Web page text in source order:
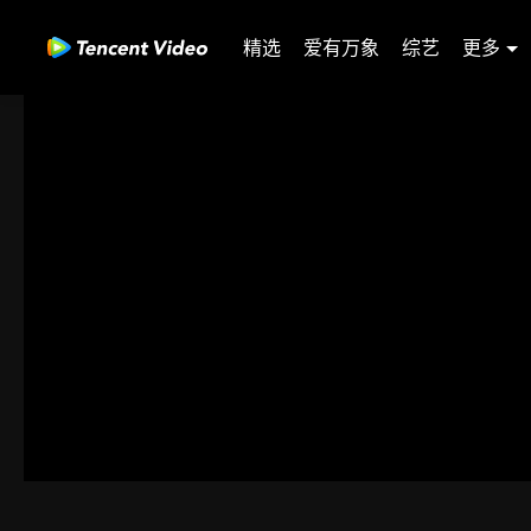
精选 爱有万象 综艺 更多